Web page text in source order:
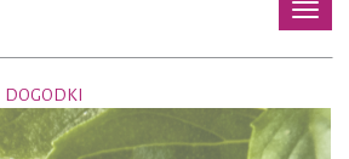
DOGODKI
Next